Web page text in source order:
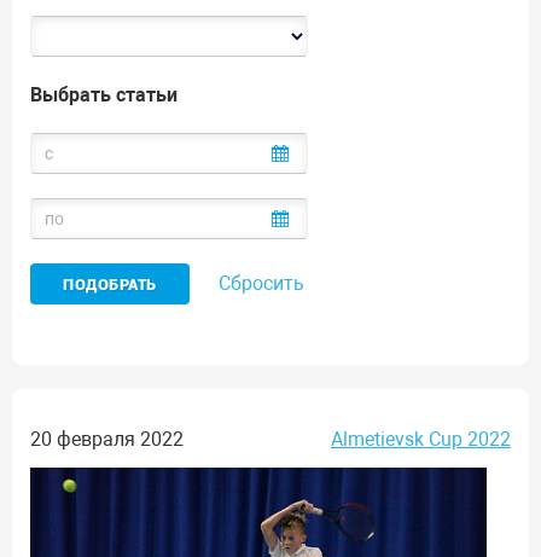
Выбрать статьи
Сбросить
20 февраля 2022 Almetievsk Cup 2022